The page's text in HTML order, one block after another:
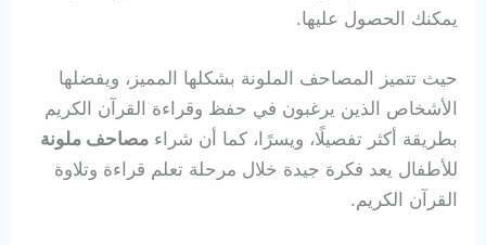
يمكنك الحصول عليها.
حيث تتميز المصاحف الملونة بشكلها المميز، ويفضلها
الأشخاص الذين يرغبون في حفظ وقراءة القرآن الكريم
بطريقة أكثر تفصيلًا، ويسرًا، كما أن شراءمصاحف ملونة
للأطفال يعد فكرة جيدة خلال مرحلة تعلم قراءة وتلاوة
القرآن الكريم.